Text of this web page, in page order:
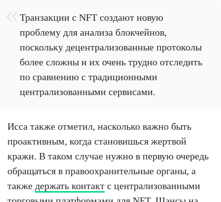
Транзакции с NFT создают новую
проблему для анализа блокчейнов,
поскольку децентрализованные протоколы
более сложны и их очень трудно отследить
по сравнению с традиционными
централизованными сервисами.
Исса также отметил, насколько важно быть
проактивным, когда становишься жертвой
кражи. В таком случае нужно в первую очередь
обращаться в правоохранительные органы, а
также держать контакт с централизованными